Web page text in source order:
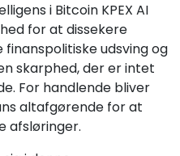
i Bitcoin KPEX AI
for at dissekere
udsving og
skarphed, der er intet
For handlende bliver
altafgørende for at
afsløringer.